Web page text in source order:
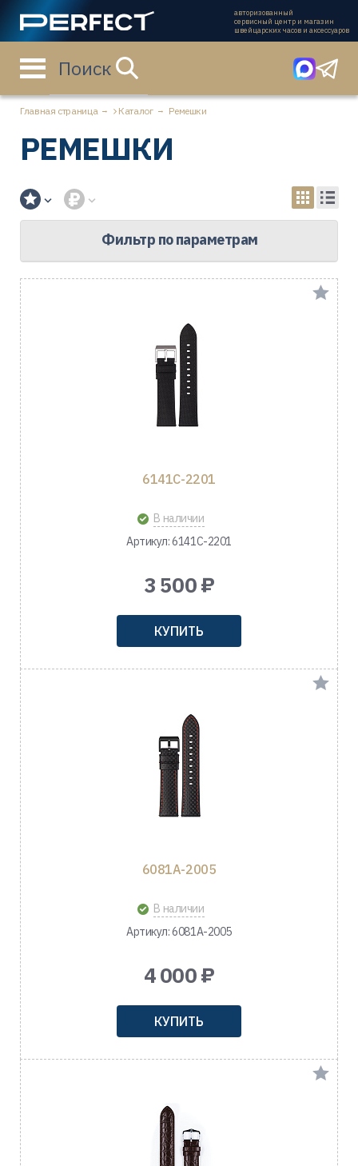
авторизованный
сервисный центр и магазин
швейцарских часов и аксессуаров
Поиск
Главная страница Каталог Ремешки
РЕМЕШКИ
Фильтр по параметрам
6141C-2201
В наличии
Артикул: 6141C-2201
3 500 ₽
КУПИТЬ
6081A-2005
В наличии
Артикул: 6081A-2005
4 000 ₽
КУПИТЬ